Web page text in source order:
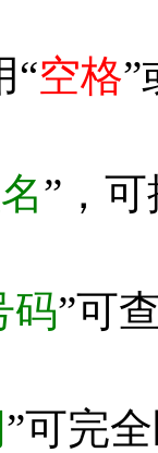
“空格”
”，
码”可
”可完